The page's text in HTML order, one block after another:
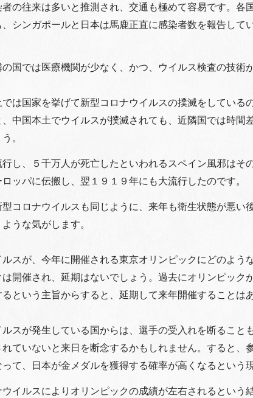
の往来は多いと推測され、交通も極めて容易です。各
シンガポールと日本は馬鹿正直に感染者数を報告して
国では医療機関が少なく、かつ、ウイルス検査の技術
は国家を挙げて新型コロナウイルスの撲滅をしてい
中国本土でウイルスが撲滅されても、近隣国では時
。
し、５千万人が死亡したといわれるスペイン風邪は
ッパに伝搬し、翌１９１９年にも大流行したのです。
コロナウイルスも同じように、来年も衛生状態が悪い
うな気がします。
スが、今年に開催される東京オリンピックにどのよう
開催され、延期はないでしょう。過去にオリンピッ
という主旨からすると、延期して来年開催することは
スが発生している国からは、選手の受入れを断るこ
ていないと来日を断念するかもしれません。すると、
て、日本が金メダルを獲得する確率が高くなるという
イルスによりオリンピックの成績が左右されるという